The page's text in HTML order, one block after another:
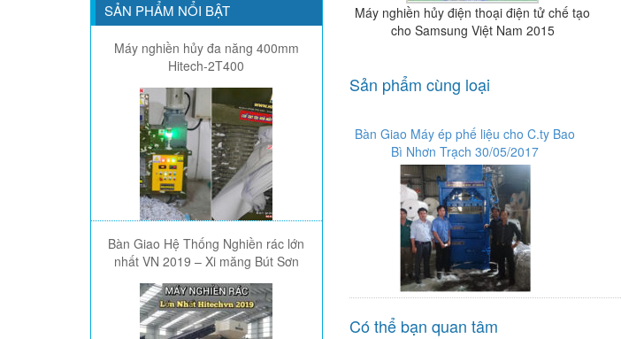
SẢN PHẨM NỔI BẬT
Máy nghiền hủy đa năng 400mm
Hitech-2T400
Bàn Giao Hệ Thống Nghiền rác lớn
nhất VN 2019 – Xi măng Bút Sơn
Máy nghiền hủy điện thoại điện tử chế tạo
cho Samsung Việt Nam 2015
Sản phẩm cùng loại
Bàn Giao Máy ép phế liệu cho C.ty Bao
Bì Nhơn Trạch 30/05/2017
Có thể bạn quan tâm